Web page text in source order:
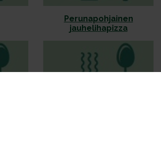
Perunapohjainen
jauhelihapizza